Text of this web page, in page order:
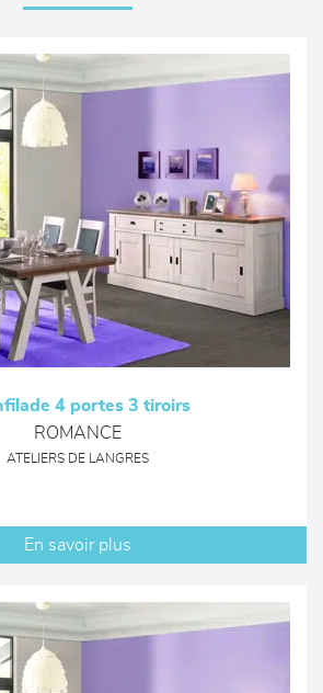
4 portes 3 tiroirs
ROMANCE
ATELIERS DE LANGRES
En savoir plus